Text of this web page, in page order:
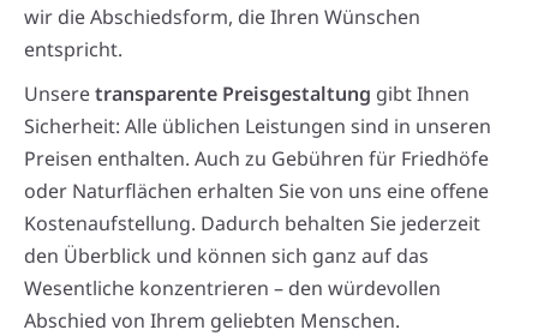
wir die Abschiedsform, die Ihren Wünschen
entspricht.
Unseretransparente Preisgestaltung gibt Ihnen
Sicherheit: Alle üblichen Leistungen sind in unseren
Preisen enthalten. Auch zu Gebühren für Friedhöfe
oder Naturflächen erhalten Sie von uns eine offene
Kostenaufstellung. Dadurch behalten Sie jederzeit
den Überblick und können sich ganz auf das
Wesentliche konzentrieren – den würdevollen
Abschied von Ihrem geliebten Menschen.